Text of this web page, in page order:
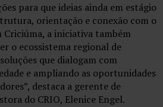
para que ideias ainda em estágio
orientação e conexão com o
a iniciativa também
o ecossistema regional de
que dialogam com
e ampliando as oportunidades
destaca a gerente de
do CRIO, Elenice Engel.